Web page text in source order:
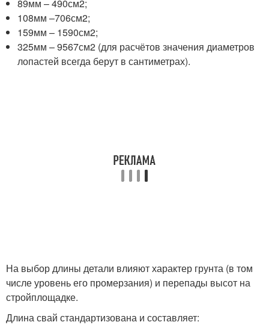
89мм – 490см2;
108мм –706см2;
159мм – 1590см2;
325мм – 9567см2 (для расчётов значения диаметров
лопастей всегда берут в сантиметрах).
На выбор длины детали влияют характер грунта (в том
числе уровень его промерзания) и перепады высот на
стройплощадке.
Длина свай стандартизована и составляет: